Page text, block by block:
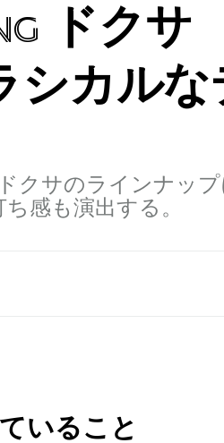
ドクサ
シカル
クサのラインナッ
感も演出する。
いること